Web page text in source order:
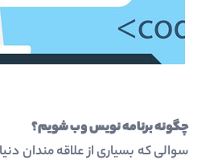
چگونه برنامه نویس وب شویم؟
سوالی که بسیاری از علاقه مندان